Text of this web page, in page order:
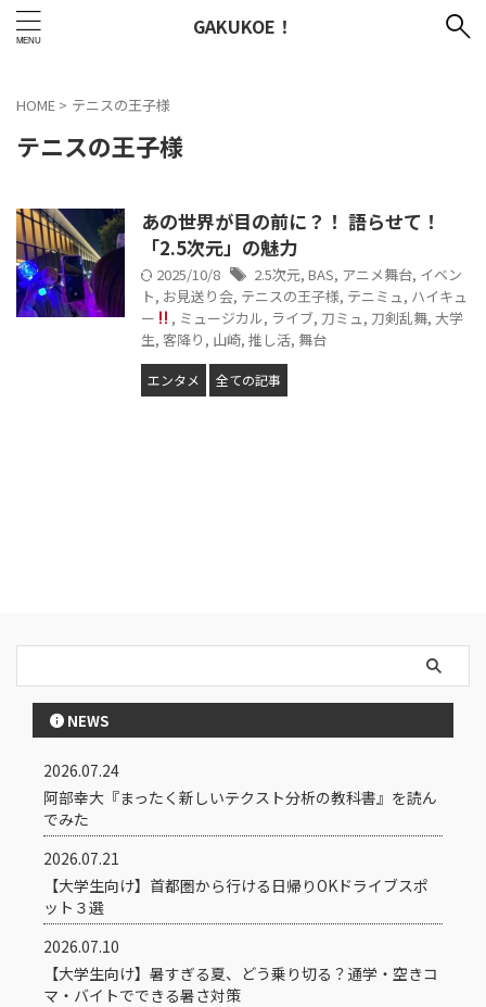
GAKUKOE！
HOME > テニスの王子様
テニスの王子様
あの世界が目の前に？！ 語らせて！
「2.5次元」の魅力
2025/10/8 2.5次元, BAS, アニメ舞台, イベン
ト, お見送り会, テニスの王子様, テニミュ, ハイキュ
ー
, ミュージカル, ライブ, 刀ミュ, 刀剣乱舞, 大学
生, 客降り , 山崎, 推し活, 舞台
エンタメ 全ての記事
NEWS
2026.07.24
阿部幸大『まったく新しいテクスト分析の教科書』を読ん
でみた
2026.07.21
【大学生向け】首都圏から行ける日帰りOKドライブスポ
ット３選
2026.07.10
【大学生向け】暑すぎる夏、どう乗り切る？通学・空きコ
マ・バイトでできる暑さ対策